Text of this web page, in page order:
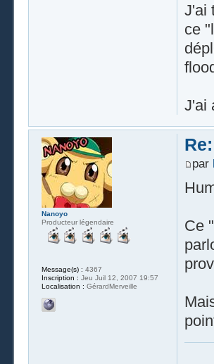
J'ai
ce
J'ai
par
Ce
Nanoyo
Producteur légendaire
Message(s) : 4367
Inscription : Jeu Juil 12, 2007 19:57
Localisation : GérardMerveille